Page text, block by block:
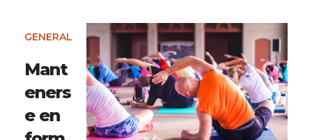
GENERAL
Mant
eners
e en